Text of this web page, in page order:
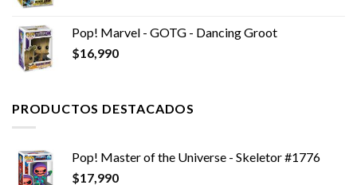
era:
es:
Pop! Marvel - GOTG - Dancing Groot
$16,990
PRODUCTOS DESTACADOS
Pop! Master of the Universe - Skeletor #1776
$17,990